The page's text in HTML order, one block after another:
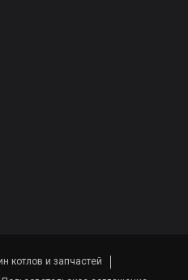
котлов и запчастей